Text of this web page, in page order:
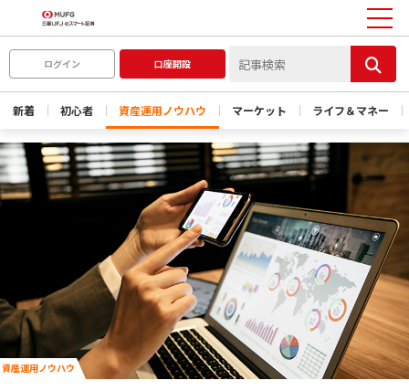
ログイン 口座開設
新着 初心者 資産運用ノウハウ マーケット ライフ＆マネー
資産運用ノウハウ